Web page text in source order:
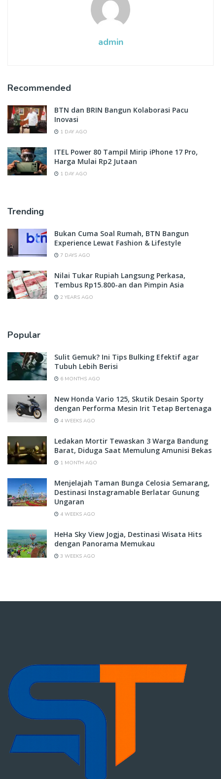
admin
Recommended
BTN dan BRIN Bangun Kolaborasi Pacu
Inovasi
1 DAY AGO
ITEL Power 80 Tampil Mirip iPhone 17 Pro,
Harga Mulai Rp2 Jutaan
1 DAY AGO
Trending
Bukan Cuma Soal Rumah, BTN Bangun
Experience Lewat Fashion & Lifestyle
7 DAYS AGO
Nilai Tukar Rupiah Langsung Perkasa,
Tembus Rp15.800-an dan Pimpin Asia
2 YEARS AGO
Popular
Sulit Gemuk? Ini Tips Bulking Efektif agar
Tubuh Lebih Berisi
6 MONTHS AGO
New Honda Vario 125, Skutik Desain Sporty
dengan Performa Mesin Irit Tetap Bertenaga
4 WEEKS AGO
Ledakan Mortir Tewaskan 3 Warga Bandung
Barat, Diduga Saat Memulung Amunisi Bekas
1 MONTH AGO
Menjelajah Taman Bunga Celosia Semarang,
Destinasi Instagramable Berlatar Gunung
Ungaran
4 WEEKS AGO
HeHa Sky View Jogja, Destinasi Wisata Hits
dengan Panorama Memukau
3 WEEKS AGO